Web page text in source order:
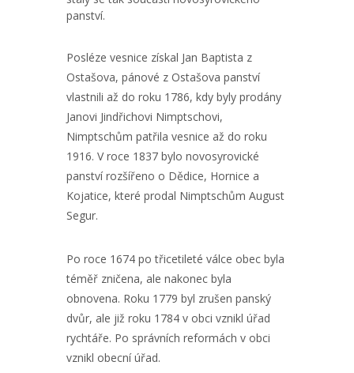
panství.
Posléze vesnice získal Jan Baptista z
Ostašova, pánové z Ostašova panství
vlastnili až do roku 1786, kdy byly prodány
Janovi Jindřichovi Nimptschovi,
Nimptschům patřila vesnice až do roku
1916. V roce 1837 bylo novosyrovické
panství rozšířeno o Dědice, Hornice a
Kojatice, které prodal Nimptschům August
Segur.
Po roce 1674 po třicetileté válce obec byla
téměř zničena, ale nakonec byla
obnovena. Roku 1779 byl zrušen panský
dvůr, ale již roku 1784 v obci vznikl úřad
rychtáře. Po správních reformách v obci
vznikl obecní úřad.